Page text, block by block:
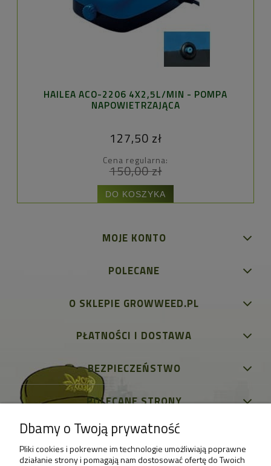
HAILEA ACO-2206 4X2,5L/MIN - POMPA
NAPOWIETRZAJĄCA
127,50 zł
Cena regularna:
150,00 zł
DO KOSZYKA
MOJE KONTO
POLECANE
O SKLEPIE GROWWEED.PL
PŁATNOŚCI I DOSTAWA
BEZPIECZEŃSTWO
POLECANE STRONY
Dbamy o Twoją prywatność
Pliki cookies i pokrewne im technologie umożliwiają poprawne
działanie strony i pomagają nam dostosować ofertę do Twoich